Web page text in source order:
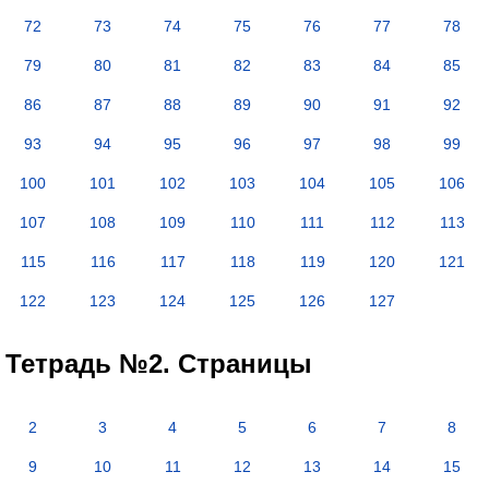
72 73 74 75 76 77 78
79 80 81 82 83 84 85
86 87 88 89 90 91 92
93 94 95 96 97 98 99
100 101 102 103 104 105 106
107 108 109 110 111 112 113
115 116 117 118 119 120 121
122 123 124 125 126 127
Тетрадь №2. Страницы
2 3 4 5 6 7 8
9 10 11 12 13 14 15